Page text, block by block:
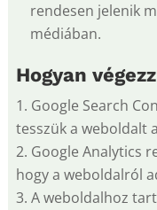
rendesen jelenik
médiában.
Hogyan
Google Search
tesszük a weboldalt
Google Analytics
hogy a weboldalról
A weboldalhoz